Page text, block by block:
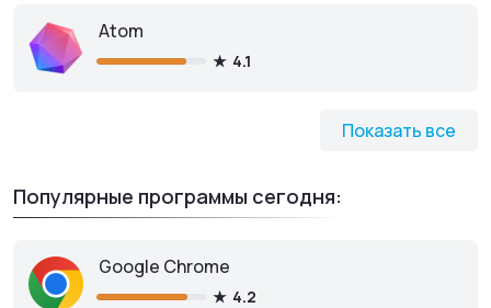
Показать все
Atom
4.1
Популярные программы сегодня:
Google Chrome
4.2